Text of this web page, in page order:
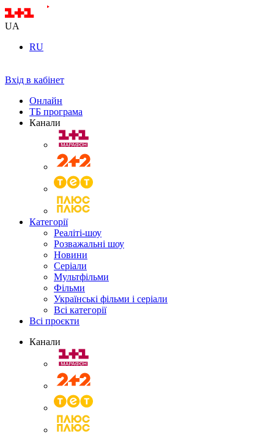
UA
RU
Вхід в кабінет
Онлайн
ТБ програма
Канали
Категорії
Реаліті-шоу
Розважальні шоу
Новини
Серіали
Мультфільми
Фільми
Українські фільми і серіали
Всі категорії
Всі проєкти
Канали